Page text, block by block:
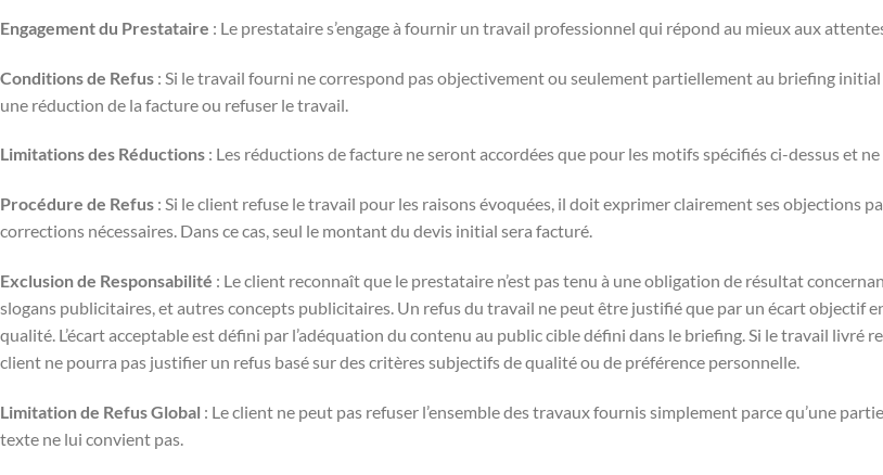
Engagement du Prestataire : Le prestataire s’engage à fournir un travail professionnel qui répond au mieux aux
Conditions de Refus : Si le travail fourni ne correspond pas objectivement ou seulement partiellement au briefing
une réduction de la facture ou refuser le travail.
Limitations des Réductions : Les réductions de facture ne seront accordées que pour les motifs spécifiés ci-dessus et
Procédure de Refus : Si le client refuse le travail pour les raisons évoquées, il doit exprimer clairement ses objections
corrections nécessaires. Dans ce cas, seul le montant du devis initial sera facturé.
Exclusion de Responsabilité : Le client reconnaît que le prestataire n’est pas tenu à une obligation de résultat
slogans publicitaires, et autres concepts publicitaires. Un refus du travail ne peut être justifié que par un écart objectif
qualité. L’écart acceptable est défini par l’adéquation du contenu au public cible défini dans le briefing. Si le travail
client ne pourra pas justifier un refus basé sur des critères subjectifs de qualité ou de préférence personnelle.
Limitation de Refus Global : Le client ne peut pas refuser l’ensemble des travaux fournis simplement parce qu’une
texte ne lui convient pas.